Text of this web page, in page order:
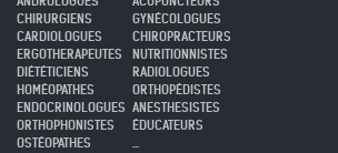
CHIRURGIENS
CARDIOLOGUES
ERGOTHERAPEUTES
DIÉTÉTICIENS
HOMÉOPATHES
ENDOCRINOLOGUES
ORTHOPHONISTES
OSTÉOPATHES
GYNÉCOLOGUES
CHIROPRACTEURS
NUTRITIONNISTES
RADIOLOGUES
ORTHOPÉDISTES
ANESTHESISTES
ÉDUCATEURS
...